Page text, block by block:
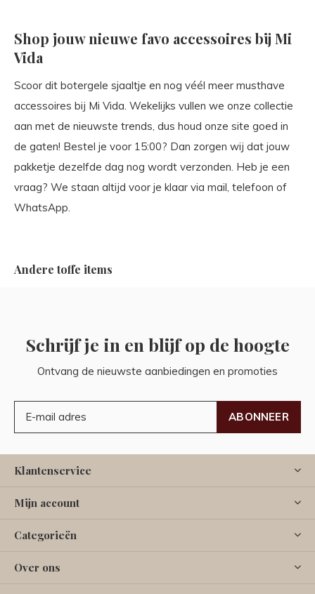
Shop jouw nieuwe favo accessoires bij Mi
Vida
Scoor dit botergele sjaaltje en nog véél meer musthave
accessoires bij Mi Vida. Wekelijks vullen we onze collectie
aan met de nieuwste trends, dus houd onze site goed in
de gaten! Bestel je voor 15:00? Dan zorgen wij dat jouw
pakketje dezelfde dag nog wordt verzonden. Heb je een
vraag? We staan altijd voor je klaar via mail, telefoon of
WhatsApp.
Andere toffe items
Schrijf je in en blijf op de hoogte
Ontvang de nieuwste aanbiedingen en promoties
ABONNEER
Klantenservice
Mijn account
Categorieën
Over ons